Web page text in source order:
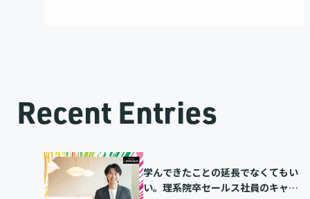
Recent Entries
学んできたことの延長でなくてもい
い。理系院卒セールス社員のキャリ